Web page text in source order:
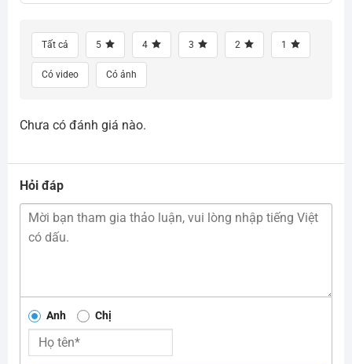
Tất cả 5 4 3 2 1
Có video Có ảnh
Chưa có đánh giá nào.
Hỏi đáp
Anh Chị